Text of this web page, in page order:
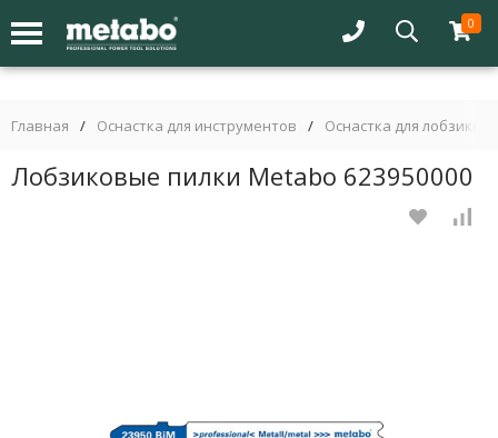
0
Главная / Оснастка для инструментов / Оснастка для лобзиков
Лобзиковые пилки Metabo 623950000